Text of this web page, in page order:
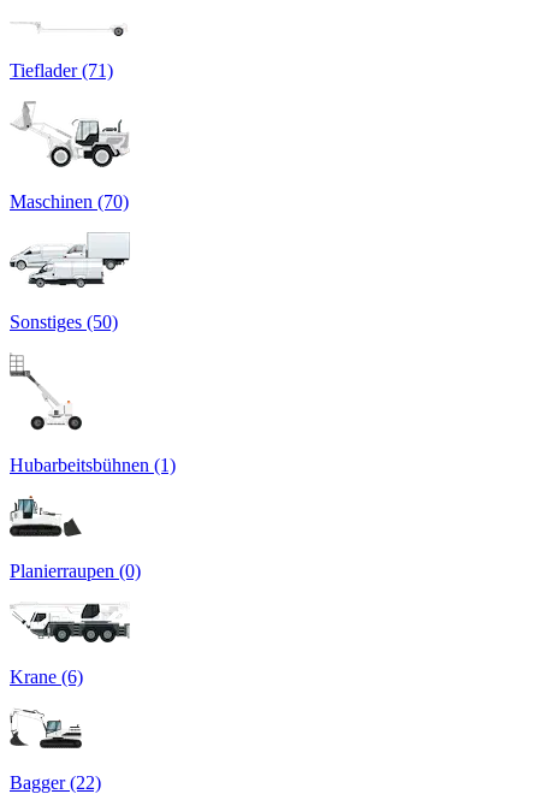
Tieflader (71)
Maschinen (70)
Sonstiges (50)
Hubarbeitsbühnen (1)
Planierraupen (0)
Krane (6)
Bagger (22)